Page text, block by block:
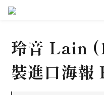
玲音 Lain
裝進口海